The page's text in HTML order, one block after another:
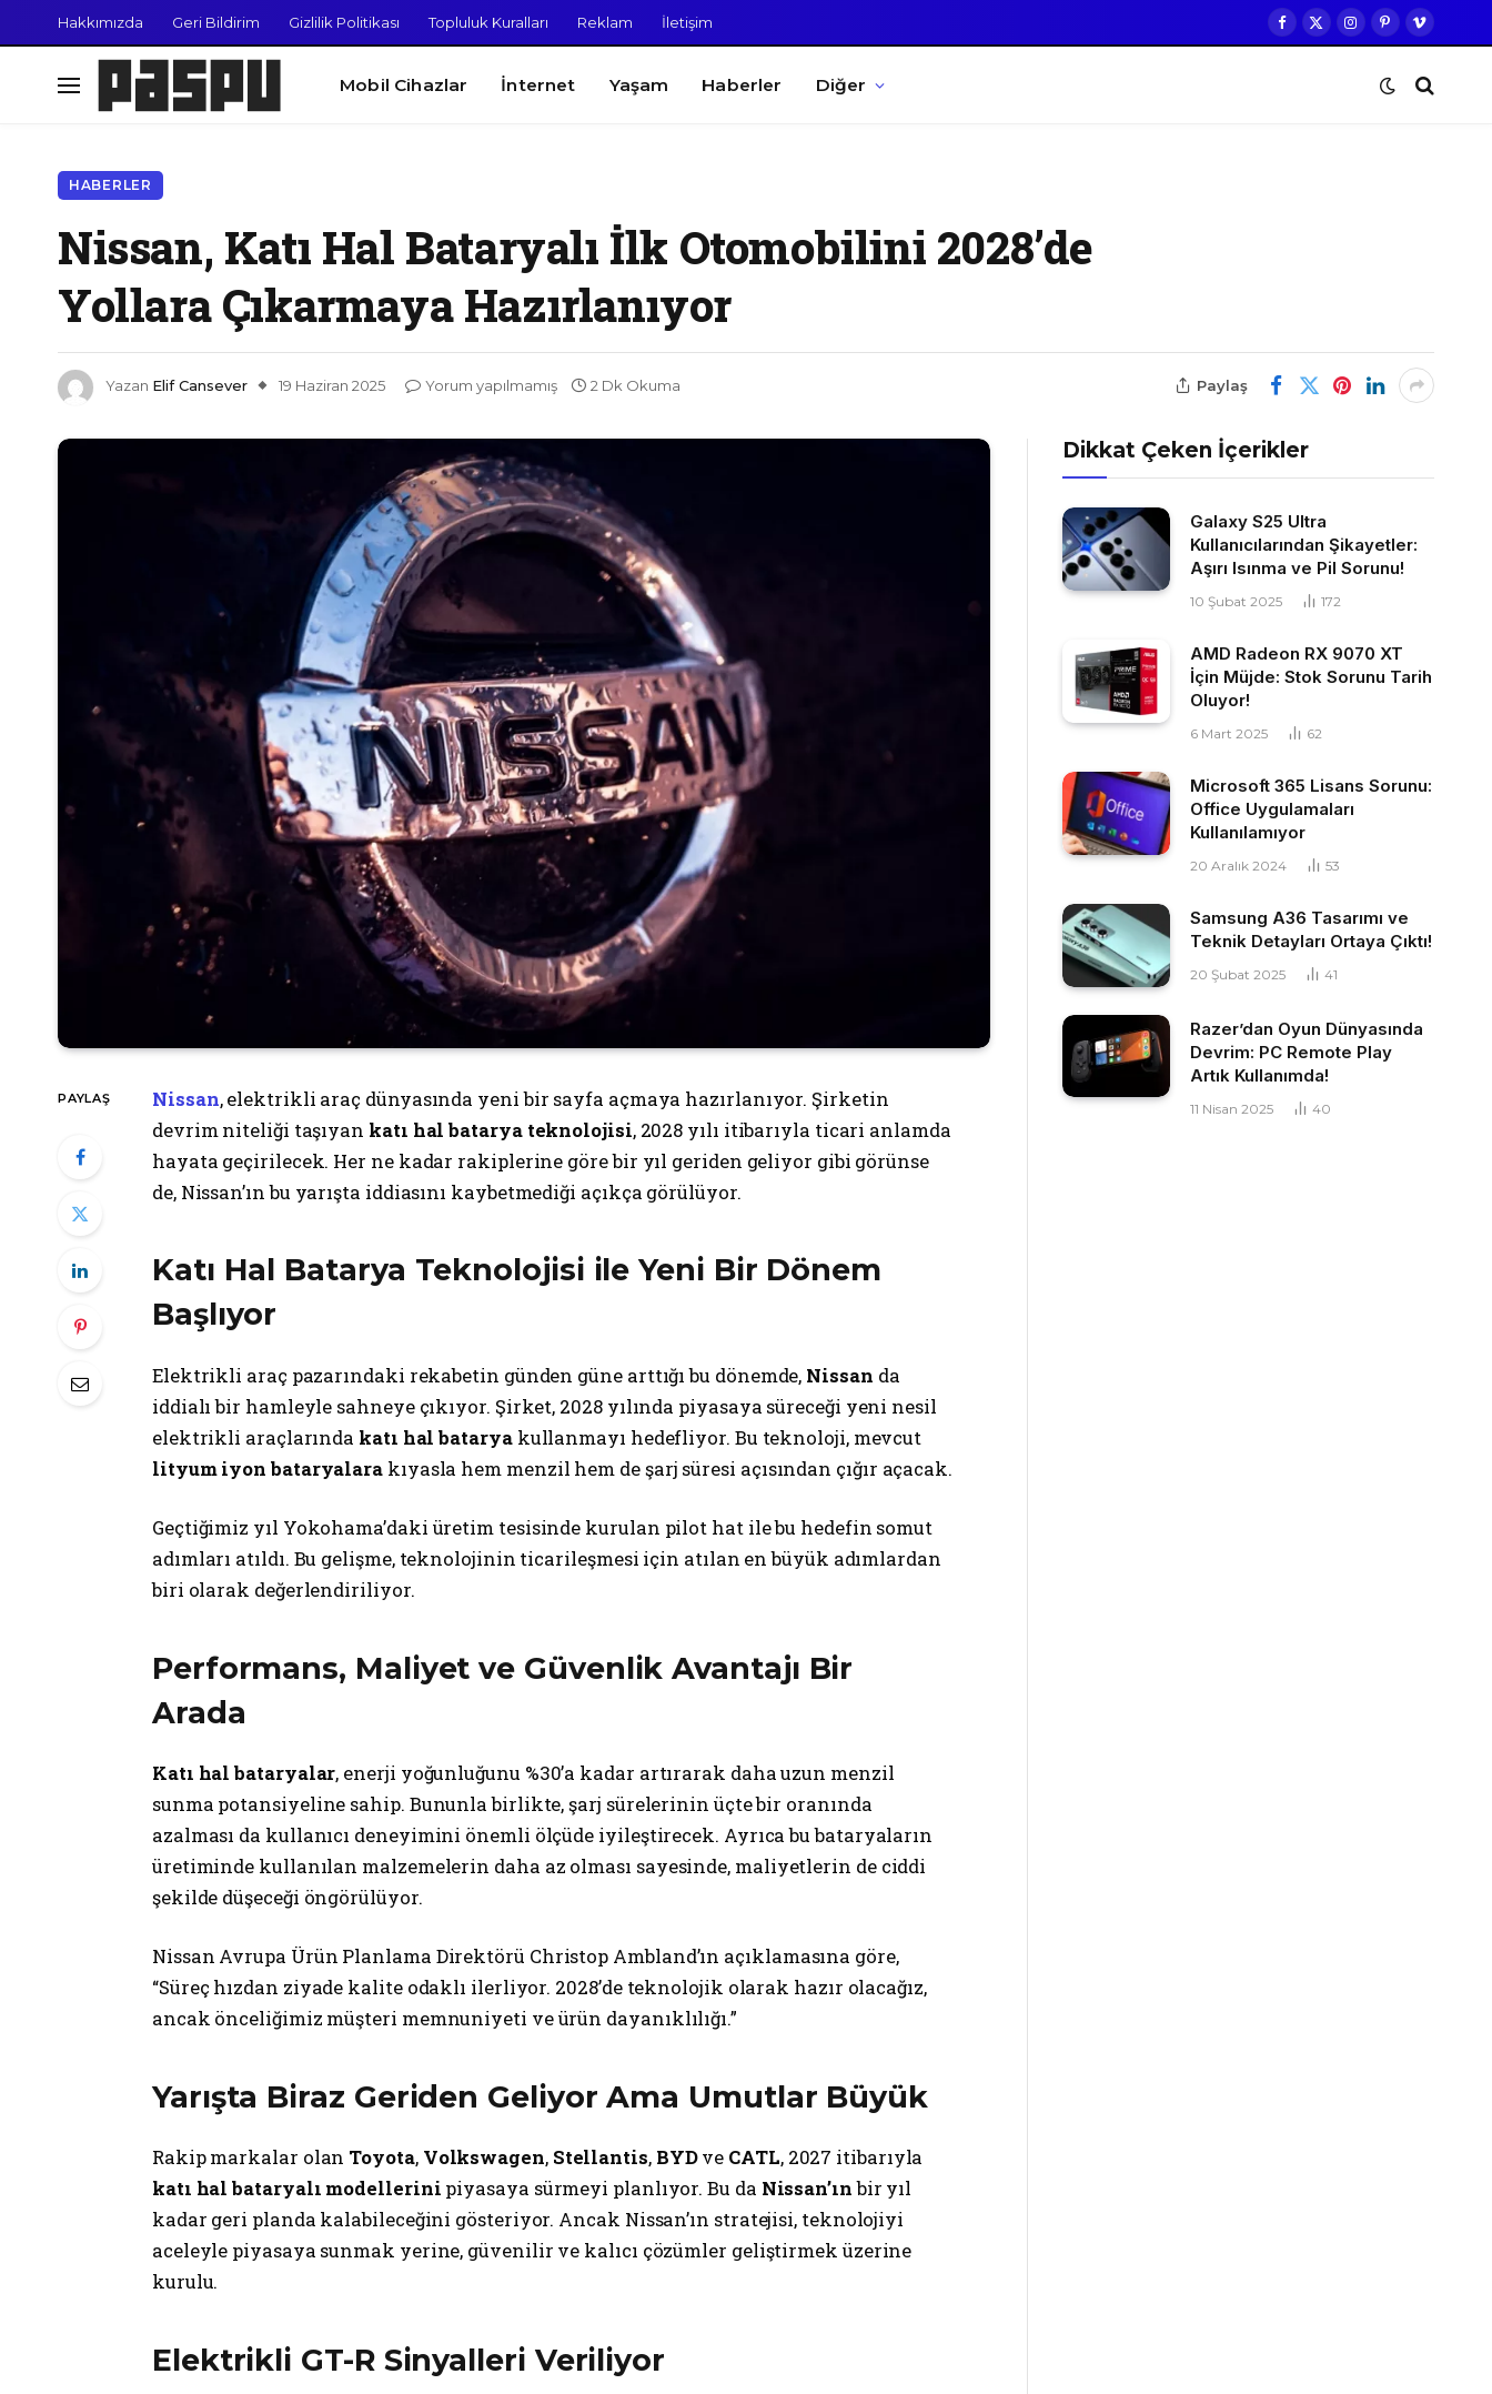
Hakkımızda Geri Bildirim Gizlilik Politikası Topluluk Kuralları Reklam İletişim Facebook
X
Instagram
Pinterest
Vimeo
Mobil Cihazlar İnternet Yaşam Haberler Diğer
HABERLER
Nissan, Katı Hal Bataryalı İlk Otomobilini 2028’de
Yollara Çıkarmaya Hazırlanıyor
Yazan Elif Cansever 19 Haziran 2025 Yorum yapılmamış 2 Dk Okuma Paylaş
PAYLAŞ Nissan, elektrikli araç dünyasında yeni bir sayfa açmaya hazırlanıyor. Şirketin
devrim niteliği taşıyan katı hal batarya teknolojisi, 2028 yılı itibarıyla ticari anlamda
hayata geçirilecek. Her ne kadar rakiplerine göre bir yıl geriden geliyor gibi görünse
de, Nissan’ın bu yarışta iddiasını kaybetmediği açıkça görülüyor.
Katı Hal Batarya Teknolojisi ile Yeni Bir Dönem
Başlıyor
Elektrikli araç pazarındaki rekabetin günden güne arttığı bu dönemde, Nissan da
iddialı bir hamleyle sahneye çıkıyor. Şirket, 2028 yılında piyasaya süreceği yeni nesil
elektrikli araçlarında katı hal bataryakullanmayı hedefliyor. Bu teknoloji, mevcut
lityum iyon bataryalara kıyasla hem menzil hem de şarj süresi açısından çığır açacak.
Geçtiğimiz yıl Yokohama’daki üretim tesisinde kurulan pilot hat ile bu hedefin somut
adımları atıldı. Bu gelişme, teknolojinin ticarileşmesi için atılan en büyük adımlardan
biri olarak değerlendiriliyor.
Performans, Maliyet ve Güvenlik Avantajı Bir
Arada
Katı hal bataryalar, enerji yoğunluğunu %30’a kadar artırarak daha uzun menzil
sunma potansiyeline sahip. Bununla birlikte, şarj sürelerinin üçte bir oranında
azalması da kullanıcı deneyimini önemli ölçüde iyileştirecek. Ayrıca bu bataryaların
üretiminde kullanılan malzemelerin daha az olması sayesinde, maliyetlerin de ciddi
şekilde düşeceği öngörülüyor.
Nissan Avrupa Ürün Planlama Direktörü Christop Ambland’ın açıklamasına göre,
“Süreç hızdan ziyade kalite odaklı ilerliyor. 2028’de teknolojik olarak hazır olacağız,
ancak önceliğimiz müşteri memnuniyeti ve ürün dayanıklılığı.”
Yarışta Biraz Geriden Geliyor Ama Umutlar Büyük
Rakip markalar olan Toyota, Volkswagen, Stellantis, BYDve CATL, 2027 itibarıyla
katı hal bataryalı modellerini piyasaya sürmeyi planlıyor. Bu da Nissan’ınbir yıl
kadar geri planda kalabileceğini gösteriyor. Ancak Nissan’ın stratejisi, teknolojiyi
aceleyle piyasaya sunmak yerine, güvenilir ve kalıcı çözümler geliştirmek üzerine
kurulu.
Elektrikli GT-R Sinyalleri Veriliyor
Dikkat Çeken İçerikler
Galaxy S25 Ultra
Kullanıcılarından Şikayetler:
Aşırı Isınma ve Pil Sorunu!
10 Şubat 2025 172
AMD Radeon RX 9070 XT
İçin Müjde: Stok Sorunu Tarih
Oluyor!
6 Mart 2025 62
Microsoft 365 Lisans Sorunu:
Office Uygulamaları
Kullanılamıyor
20 Aralık 2024 53
Samsung A36 Tasarımı ve
Teknik Detayları Ortaya Çıktı!
20 Şubat 2025 41
Razer’dan Oyun Dünyasında
Devrim: PC Remote Play
Artık Kullanımda!
11 Nisan 2025 40